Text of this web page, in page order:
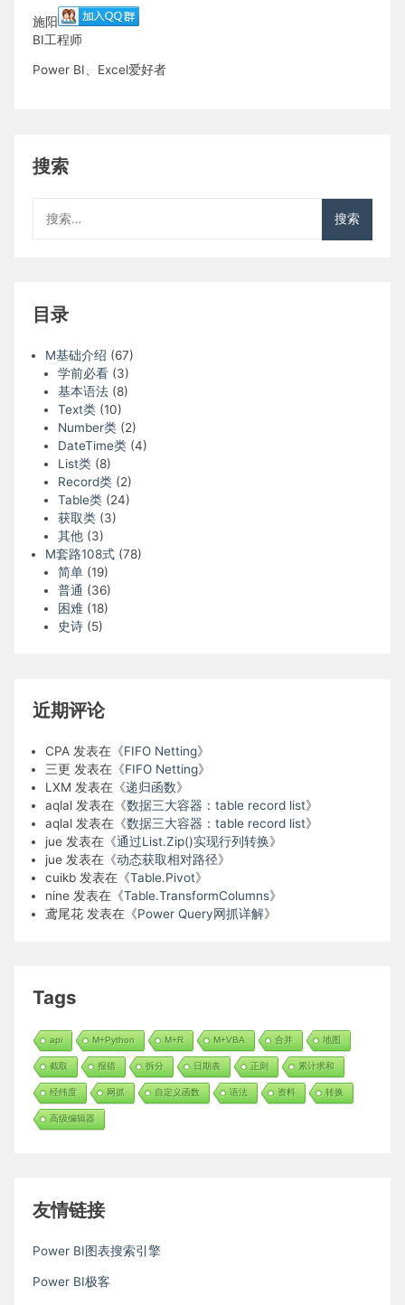
施阳
BI工程师
Power BI、Excel爱好者
搜索
索：
目录
M基础介绍 (67)
学前必看(3)
基本语法(8)
Text类(10)
Number类(2)
DateTime类(4)
List类(8)
Record类(2)
Table类(24)
获取类(3)
其他(3)
M套路108式(78)
简单(19)
普通 (36)
困难(18)
史诗(5)
近期评论
CPA发表在《FIFO Netting》
三更 发表在《FIFO Netting》
LXM 发表在《递归函数》
aqlal发表在《数据三大容器：table record list》
aqlal发表在《数据三大容器：table record list》
jue发表在《通过List.Zip()实现行列转换》
jue发表在《动态获取相对路径》
cuikb发表在《Table.Pivot》
nine发表在《Table.TransformColumns》
鸢尾花发表在《Power Query网抓详解》
Tags
api M+Python M+R M+VBA 合并 地图
截取 报错 拆分 日期表 正则 累计求和
经纬度 网抓 自定义函数 语法 资料 转换
高级编辑器
友情链接
Power BI图表搜索引擎
Power BI极客